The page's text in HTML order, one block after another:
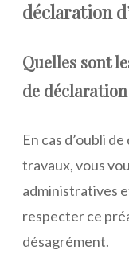
déclaration
Quelles sont
de déclaration
En cas d’oubli
travaux, vous
administratives
respecter ce
désagrément.